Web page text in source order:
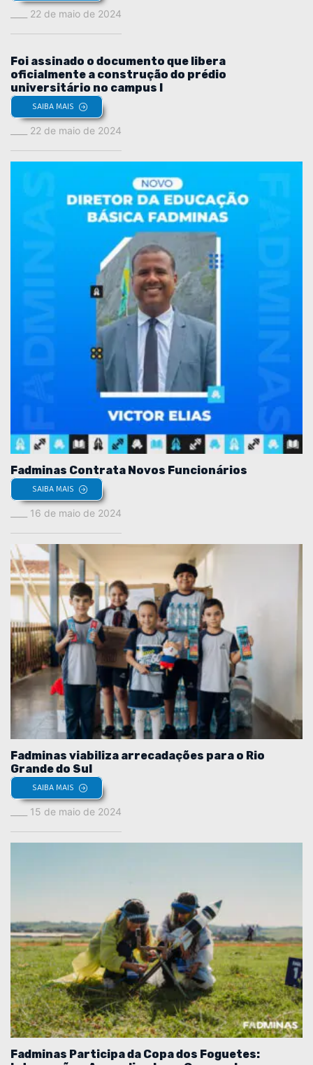
22 de maio de 2024
Foi assinado o documento que libera
oficialmente a construção do prédio
universitário no campus I
SAIBA MAIS
22 de maio de 2024
Fadminas Contrata Novos Funcionários
SAIBA MAIS
16 de maio de 2024
Fadminas viabiliza arrecadações para o Rio
Grande do Sul
SAIBA MAIS
15 de maio de 2024
Fadminas Participa da Copa dos Foguetes: